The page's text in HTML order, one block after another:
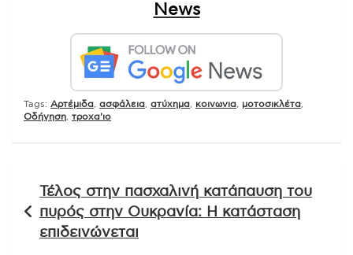
News
Tags: Αρτέμιδα ασφάλεια ατύχημα κοινωνια μοτοσικλέτα
Οδήγηση τροχα'ιο
άρθρων
Τέλος στην πασχαλινή κατάπαυση του
πυρός στην Ουκρανία: Η κατάσταση
επιδεινώνεται